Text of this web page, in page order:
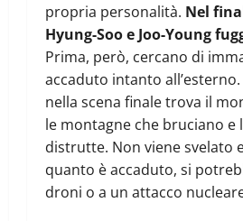
propria personalità. Nel
Hyung-Soo e Joo-Young
Prima, però, cercano di
accaduto intanto
nella scena finale trova il
le montagne che bruciano
distrutte. Non viene svelato
quanto è accaduto, si
droni o a un attacco